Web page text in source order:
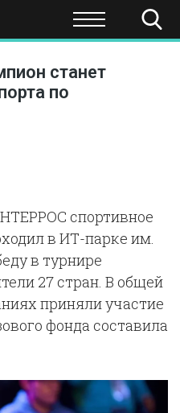
ЭКОНОМИКА НАУКА И
станет
по
спортивное
в ИТ-парке им.
в турнире
27 стран. В общей
приняли участие
фонда составила